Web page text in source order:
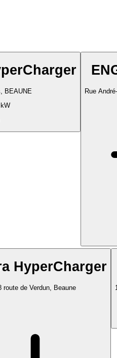
BEAUNE
Rue
HyperCharger
route de Verdun, Beaune